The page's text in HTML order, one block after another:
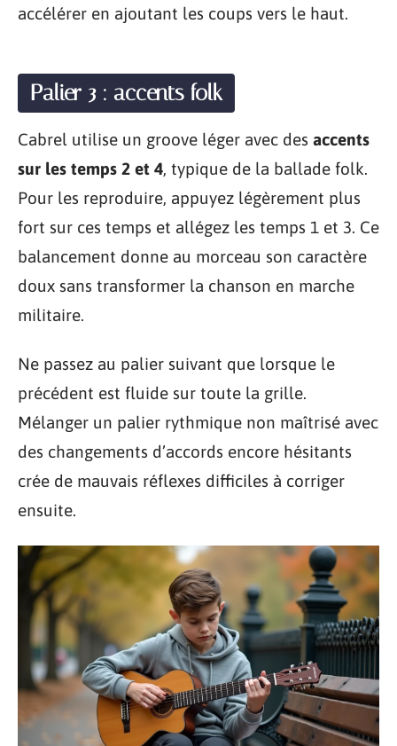
accélérer en ajoutant les coups vers le haut.
Palier 3 : accents folk
Cabrel utilise un groove léger avec des accents
sur les temps 2 et 4, typique de la ballade folk.
Pour les reproduire, appuyez légèrement plus
fort sur ces temps et allégez les temps 1 et 3. Ce
balancement donne au morceau son caractère
doux sans transformer la chanson en marche
militaire.
Ne passez au palier suivant que lorsque le
précédent est fluide sur toute la grille.
Mélanger un palier rythmique non maîtrisé avec
des changements d’accords encore hésitants
crée de mauvais réflexes difficiles à corriger
ensuite.